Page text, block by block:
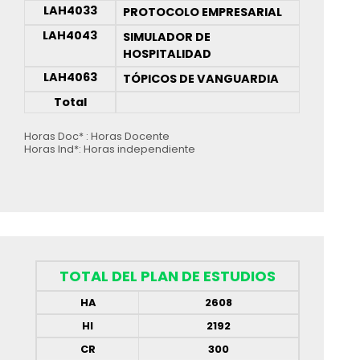
LAH4033
PROTOCOLO EMPRESARIAL
LAH4043
SIMULADOR DE
HOSPITALIDAD
LAH4063
TÓPICOS DE VANGUARDIA
Total
Horas Doc* : Horas Docente
Horas Ind*: Horas independiente
TOTAL DEL PLAN DE ESTUDIOS
HA
2608
HI
2192
CR
300